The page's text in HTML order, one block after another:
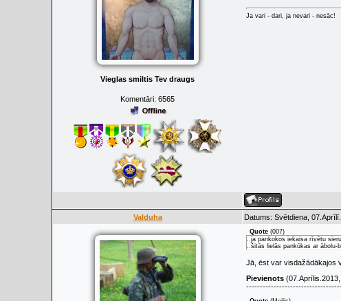
Vieglas smiltis Tev draugs
Komentāri: 6565
Ja vari - dari, ja nevari - nesāc!
Valduha Datums: Svētdiena,
Quote (007)
..ja pankokos iekaisa rīvētu
..šitās lielās pankūkas ar ābolu-
Jā, ēst var visdažādākajos
Pievienots